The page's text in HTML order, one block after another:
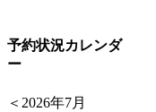
予約状況カレンダ
ー
＜ 2026年7月